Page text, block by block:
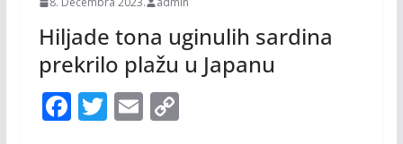
Hiljade tona uginulih sardina
prekrilo plažu u Japanu
F T E
m
C
o